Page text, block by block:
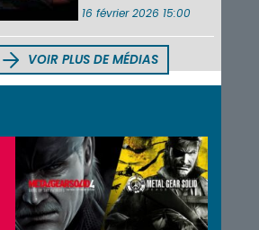
16 février 2026 15:00
VOIR PLUS DE MÉDIAS